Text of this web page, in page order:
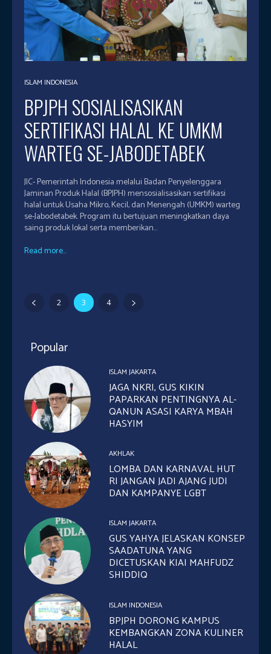
ISLAM INDONESIA
BPJPH SOSIALISASIKAN
SERTIFIKASI HALAL KE UMKM
WARTEG SE-JABODETABEK
JIC- Pemerintah Indonesia melalui Badan Penyelenggara
Jaminan Produk Halal (BPJPH) mensosialisasikan sertifikasi
halal untuk Usaha Mikro, Kecil, dan Menengah (UMKM) warteg
se-Jabodetabek. Program itu bertujuan meningkatkan daya
saing produk lokal serta memberikan...
Read more...
2 3 4
Popular
ISLAM JAKARTA
JAGA NKRI, GUS KIKIN
PAPARKAN PENTINGNYA AL-
QANUN ASASI KARYA MBAH
HASYIM
AKHLAK
LOMBA DAN KARNAVAL HUT
RI JANGAN JADI AJANG JUDI
DAN KAMPANYE LGBT
ISLAM JAKARTA
GUS YAHYA JELASKAN KONSEP
SAADATUNA YANG
DICETUSKAN KIAI MAHFUDZ
SHIDDIQ
ISLAM INDONESIA
BPJPH DORONG KAMPUS
KEMBANGKAN ZONA KULINER
HALAL